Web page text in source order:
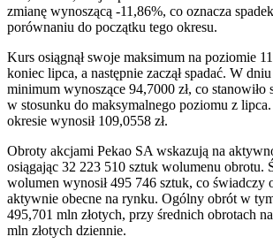
zmianę wynoszącą -11,86%, co oznacza
porównaniu do początku tego okresu.
Kurs osiągnął swoje maksimum na poziomie
koniec lipca, a następnie zaczął spadać. W
minimum wynoszące 94,7000 zł, co stanowiło
w stosunku do maksymalnego poziomu z
okresie wynosił 109,0558 zł.
Obroty akcjami Pekao SA wskazują na
osiągając 32 223 510 sztuk wolumenu obrotu.
wolumen wynosił 495 746 sztuk, co świadczy
aktywnie obecne na rynku. Ogólny obrót w
495,701 mln złotych, przy średnich obrotach
mln złotych dziennie.